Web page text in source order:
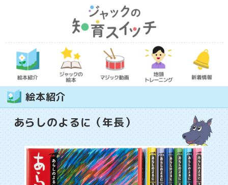
絵本紹介
あらしのよるに（年長）